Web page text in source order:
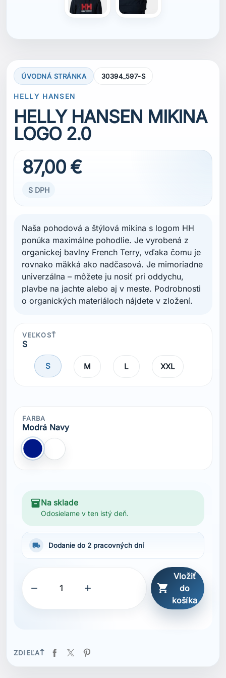
ÚVODNÁ STRÁNKA 30394_597-S
HELLY HANSEN
HELLY HANSEN MIKINA
LOGO 2.0
87,00 €
S DPH
Naša pohodová a štýlová mikina s logom HH
ponúka maximálne pohodlie. Je vyrobená z
organickej bavlny French Terry, vďaka čomu je
rovnako mäkká ako nadčasová. Je mimoriadne
univerzálna – môžete ju nosiť pri oddychu,
plavbe na jachte alebo aj v meste. Podrobnosti
o organických materiáloch nájdete v zložení.
VEĽKOSŤ
S
S M L XXL
FARBA
Modrá Navy
Modrá Navy
Biela
inventory_2Na sklade
Odosielame v ten istý deň.
local_shipping Dodanie do 2 pracovných dní
  
Vložiť
do
košíka
ZDIEĽAŤ